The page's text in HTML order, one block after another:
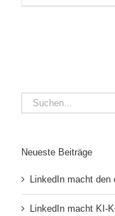
Suche
nach:
Neueste Beiträge
LinkedIn macht den
LinkedIn macht KI-